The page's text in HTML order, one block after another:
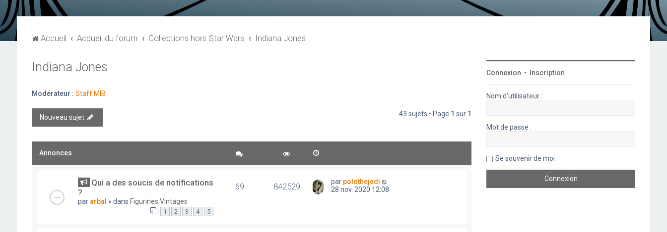
Accueil Accueil du forum Collections hors Star Wars Indiana Jones
Indiana Jones
Modérateur : Staff MIB
Nouveau sujet 43 sujets • Page 1 sur 1
Annonces
Qui a des soucis de notifications
?
par arbal » dans Figurines Vintages
1 2 3 4 5
69 842529 par polothejedi
28 nov. 2020 12:08
Connexion • Inscription
Nom d’utilisateur :
Mot de passe :
Se souvenir de moi